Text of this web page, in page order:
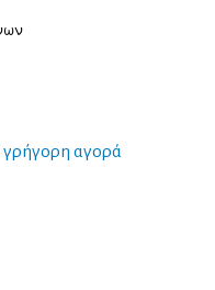
γρήγορη αγορά